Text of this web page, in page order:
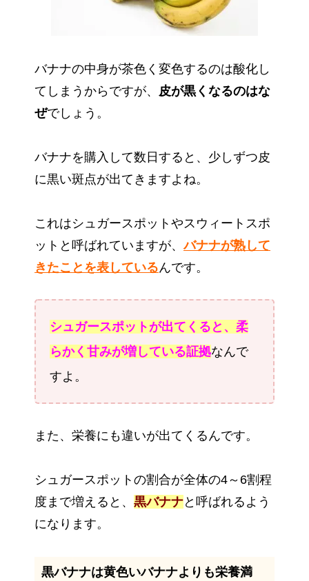
バナナの中身が茶色く変色するのは酸化し
てしまうからですが、 皮が黒くなるのはな
ぜでしょう。
バナナを購入して数日すると、少しずつ皮
に黒い斑点が出てきますよね。
これはシュガースポットやスウィートスポ
ットと呼ばれていますが、バナナが熟して
きたことを表しているんです。
シュガースポットが出てくると、柔
らかく甘みが増している証拠なんで
すよ。
また、栄養にも違いが出てくるんです。
シュガースポットの割合が全体の4～6割程
度まで増えると、 黒バナナと呼ばれるよう
になります。
黒バナナは黄色いバナナよりも栄養満